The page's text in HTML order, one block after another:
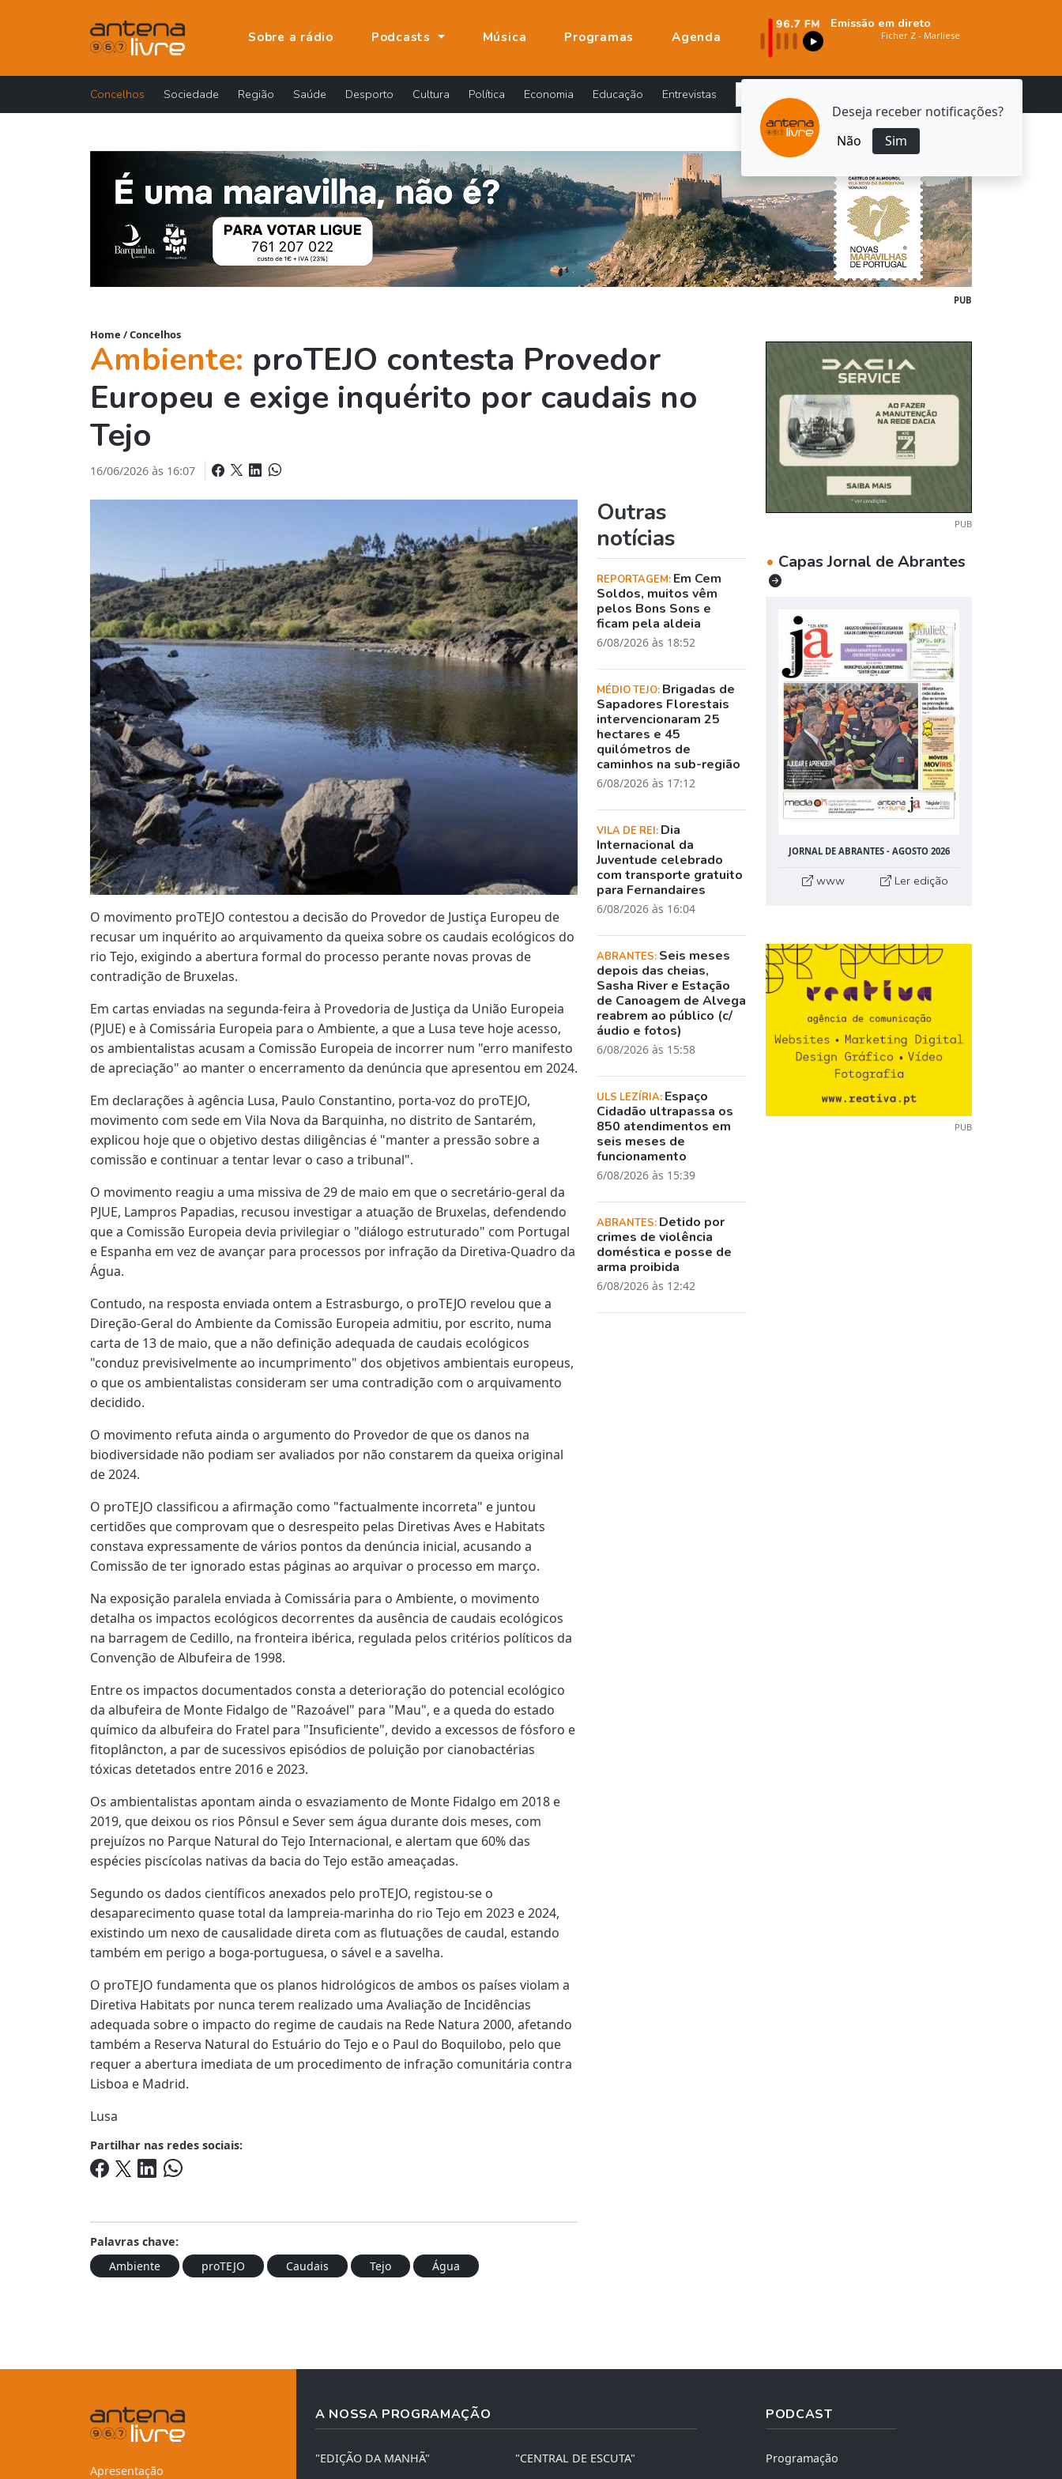
Deseja receber notificações?
Não
Sim
Sobre a rádio Podcasts Música Programas Agenda
Emissão em direto
Concelhos Sociedade Região Saúde Desporto Cultura Política Economia Educação Entrevistas
PUB
Home /Concelhos
Ambiente: proTEJO contesta Provedor
Europeu e exige inquérito por caudais no
Tejo
16/06/2026 às 16:07
O movimento proTEJO contestou a decisão do Provedor de Justiça Europeu de
recusar um inquérito ao arquivamento da queixa sobre os caudais ecológicos do
rio Tejo, exigindo a abertura formal do processo perante novas provas de
contradição de Bruxelas.
Em cartas enviadas na segunda-feira à Provedoria de Justiça da União Europeia
(PJUE) e à Comissária Europeia para o Ambiente, a que a Lusa teve hoje acesso,
os ambientalistas acusam a Comissão Europeia de incorrer num "erro manifesto
de apreciação" ao manter o encerramento da denúncia que apresentou em 2024.
Em declarações à agência Lusa, Paulo Constantino, porta-voz do proTEJO,
movimento com sede em Vila Nova da Barquinha, no distrito de Santarém,
explicou hoje que o objetivo destas diligências é "manter a pressão sobre a
comissão e continuar a tentar levar o caso a tribunal".
O movimento reagiu a uma missiva de 29 de maio em que o secretário-geral da
PJUE, Lampros Papadias, recusou investigar a atuação de Bruxelas, defendendo
que a Comissão Europeia devia privilegiar o "diálogo estruturado" com Portugal
e Espanha em vez de avançar para processos por infração da Diretiva-Quadro da
Água.
Contudo, na resposta enviada ontem a Estrasburgo, o proTEJO revelou que a
Direção-Geral do Ambiente da Comissão Europeia admitiu, por escrito, numa
carta de 13 de maio, que a não definição adequada de caudais ecológicos
"conduz previsivelmente ao incumprimento" dos objetivos ambientais europeus,
o que os ambientalistas consideram ser uma contradição com o arquivamento
decidido.
O movimento refuta ainda o argumento do Provedor de que os danos na
biodiversidade não podiam ser avaliados por não constarem da queixa original
de 2024.
O proTEJO classificou a afirmação como "factualmente incorreta" e juntou
certidões que comprovam que o desrespeito pelas Diretivas Aves e Habitats
constava expressamente de vários pontos da denúncia inicial, acusando a
Comissão de ter ignorado estas páginas ao arquivar o processo em março.
Na exposição paralela enviada à Comissária para o Ambiente, o movimento
detalha os impactos ecológicos decorrentes da ausência de caudais ecológicos
na barragem de Cedillo, na fronteira ibérica, regulada pelos critérios políticos da
Convenção de Albufeira de 1998.
Entre os impactos documentados consta a deterioração do potencial ecológico
da albufeira de Monte Fidalgo de "Razoável" para "Mau", e a queda do estado
químico da albufeira do Fratel para "Insuficiente", devido a excessos de fósforo e
fitoplâncton, a par de sucessivos episódios de poluição por cianobactérias
tóxicas detetados entre 2016 e 2023.
Os ambientalistas apontam ainda o esvaziamento de Monte Fidalgo em 2018 e
2019, que deixou os rios Pônsul e Sever sem água durante dois meses, com
prejuízos no Parque Natural do Tejo Internacional, e alertam que 60% das
espécies piscícolas nativas da bacia do Tejo estão ameaçadas.
Segundo os dados científicos anexados pelo proTEJO, registou-se o
desaparecimento quase total da lampreia-marinha do rio Tejo em 2023 e 2024,
existindo um nexo de causalidade direta com as flutuações de caudal, estando
também em perigo a boga-portuguesa, o sável e a savelha.
O proTEJO fundamenta que os planos hidrológicos de ambos os países violam a
Diretiva Habitats por nunca terem realizado uma Avaliação de Incidências
adequada sobre o impacto do regime de caudais na Rede Natura 2000, afetando
também a Reserva Natural do Estuário do Tejo e o Paul do Boquilobo, pelo que
requer a abertura imediata de um procedimento de infração comunitária contra
Lisboa e Madrid.
Lusa
Partilhar nas redes sociais:
Palavras chave:
Ambiente
proTEJO Caudais Tejo Água
Outras
notícias
REPORTAGEM: Em Cem
Soldos, muitos vêm
pelos Bons Sons e
ficam pela aldeia
6/08/2026 às 18:52
MÉDIO TEJO: Brigadas de
Sapadores Florestais
intervencionaram 25
hectares e 45
quilómetros de
caminhos na sub-região
6/08/2026 às 17:12
VILA DE REI: Dia
Internacional da
Juventude celebrado
com transporte gratuito
para Fernandaires
6/08/2026 às 16:04
ABRANTES: Seis meses
depois das cheias,
Sasha River e Estação
de Canoagem de Alvega
reabrem ao público (c/
áudio e fotos)
6/08/2026 às 15:58
ULS LEZÍRIA: Espaço
Cidadão ultrapassa os
850 atendimentos em
seis meses de
funcionamento
6/08/2026 às 15:39
ABRANTES: Detido por
crimes de violência
doméstica e posse de
arma proibida
6/08/2026 às 12:42
PUB
• Capas Jornal de Abrantes
JORNAL DE ABRANTES - AGOSTO 2026
www Ler edição
PUB
Apresentação
A NOSSA PROGRAMAÇÃO
"EDIÇÃO DA MANHÃ" "CENTRAL DE ESCUTA"
PODCAST
Programação